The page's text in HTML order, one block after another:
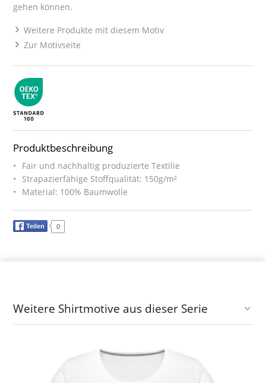
gehen können.
Weitere Produkte mit diesem Motiv
Zur Motivseite
Produktbeschreibung
Fair und nachhaltig produzierte Textilie
Strapazierfähige Stoffqualität: 150g/m²
Material: 100% Baumwolle
Teilen 0
Weitere Shirtmotive aus dieser Serie